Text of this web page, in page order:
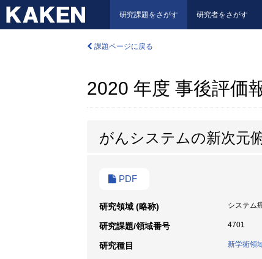
研究課題をさがす 研究者をさがす
課題ページに戻る
2020 年度 事後評価
がんシステムの新次元
PDF
研究領域 (略称) システム
研究課題/領域番号 4701
研究種目 新学術領